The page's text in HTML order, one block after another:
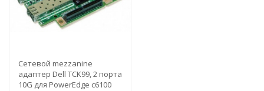
Сетевой mezzanine
адаптер Dell TCK99, 2 порта
10G для PowerEdge c6100